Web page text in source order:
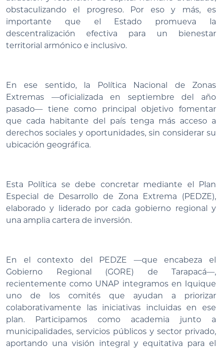
obstaculizando el progreso. Por eso y más, es
importante que el Estado promueva la
descentralización efectiva para un bienestar
territorial armónico e inclusivo.
En ese sentido, la Política Nacional de Zonas
Extremas —oficializada en septiembre del año
pasado— tiene como principal objetivo fomentar
que cada habitante del país tenga más acceso a
derechos sociales y oportunidades, sin considerar su
ubicación geográfica.
Esta Política se debe concretar mediante el Plan
Especial de Desarrollo de Zona Extrema (PEDZE),
elaborado y liderado por cada gobierno regional y
una amplia cartera de inversión.
En el contexto del PEDZE —que encabeza el
Gobierno Regional (GORE) de Tarapacá—,
recientemente como UNAP integramos en Iquique
uno de los comités que ayudan a priorizar
colaborativamente las iniciativas incluidas en ese
plan. Participamos como academia junto a
municipalidades, servicios públicos y sector privado,
aportando una visión integral y equitativa para el